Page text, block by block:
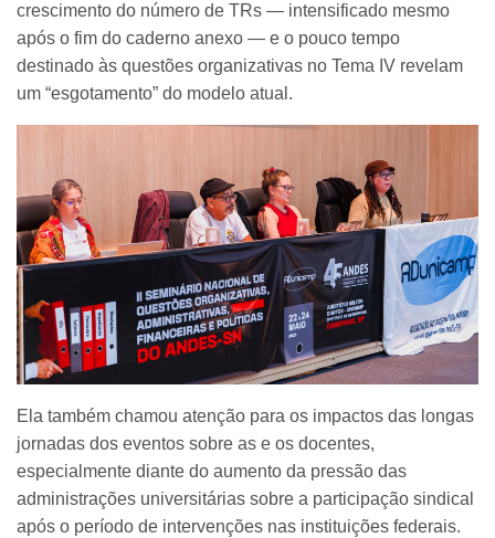
crescimento do número de TRs — intensificado mesmo
após o fim do caderno anexo — e o pouco tempo
destinado às questões organizativas no Tema IV revelam
um “esgotamento” do modelo atual.
Ela também chamou atenção para os impactos das longas
jornadas dos eventos sobre as e os docentes,
especialmente diante do aumento da pressão das
administrações universitárias sobre a participação sindical
após o período de intervenções nas instituições federais.